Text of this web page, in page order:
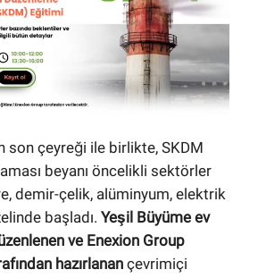
son çeyreği ile birlikte, SKDM
beyanı öncelikli sektörler
demir-çelik, alüminyum, elektrik
başladı. Yeşil Büyüme ev
ve Enexion Group
hazırlanan çevrimiçi